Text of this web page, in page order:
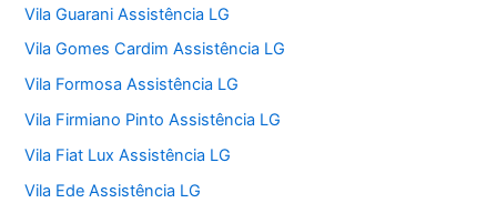
Vila Guarani Assistência LG
Vila Gomes Cardim Assistência LG
Vila Formosa Assistência LG
Vila Firmiano Pinto Assistência LG
Vila Fiat Lux Assistência LG
Vila Ede Assistência LG